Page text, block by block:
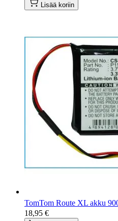
Lisää koriin
TomTom Route XL akku
18,95 €